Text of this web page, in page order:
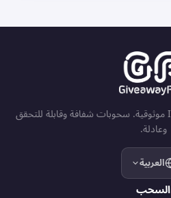
أكثر منصات سحب Instagram موثوقية. سحوبات شفافة وقابلة للتحقق
وعادلة.
العربية
السحب